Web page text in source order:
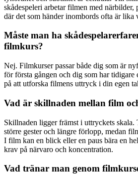
skådespeleri arbetar filmen med närbilder,
där det som händer inombords ofta är lika
Måste man ha
filmkurs?
Nej. Filmkurser passar både dig som är
för första gången och dig som har tidigare
på att utforska filmens uttryck i din egen
Vad är skillnaden mellan film
Skillnaden ligger främst i uttryckets skala.
större gester och längre förlopp, medan
I film kan en blick eller en paus bära en
krav på närvaro och koncentration.
Vad tränar man genom